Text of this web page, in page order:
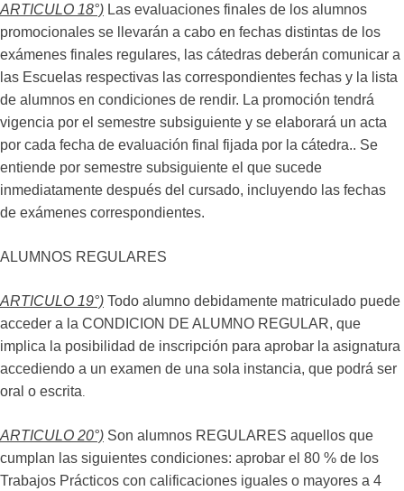
ARTICULO 18°) Las evaluaciones finales de los alumnos
promocionales se llevarán a cabo en fechas distintas de los
exámenes finales regulares, las cátedras deberán comunicar a
las Escuelas respectivas las correspondientes fechas y la lista
de alumnos en condiciones de rendir. La promoción tendrá
vigencia por el semestre subsiguiente y se elaborará un acta
por cada fecha de evaluación final fijada por la cátedra.. Se
entiende por semestre subsiguiente el que sucede
inmediatamente después del cursado, incluyendo las fechas
de exámenes correspondientes.
ALUMNOS REGULARES
ARTICULO 19°) Todo alumno debidamente matriculado puede
acceder a la CONDICION DE ALUMNO REGULAR, que
implica la posibilidad de inscripción para aprobar la asignatura
accediendo a un examen de una sola instancia, que podrá ser
oral o escrita
ARTICULO 20°) Son alumnos REGULARES aquellos que
cumplan las siguientes condiciones: aprobar el 80 % de los
Trabajos Prácticos con calificaciones iguales o mayores a 4